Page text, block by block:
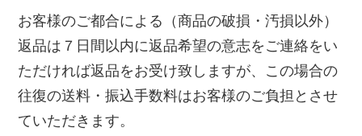
お客様のご都合による（商品の破損・汚損以外）
返品は７日間以内に返品希望の意志をご連絡をい
ただければ返品をお受け致しますが、この場合の
往復の送料・振込手数料はお客様のご負担とさせ
ていただきます。